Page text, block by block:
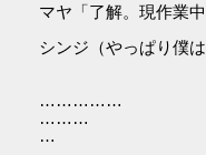
マヤ「了解。現作業
シンジ（やっぱり僕
……………
………
…